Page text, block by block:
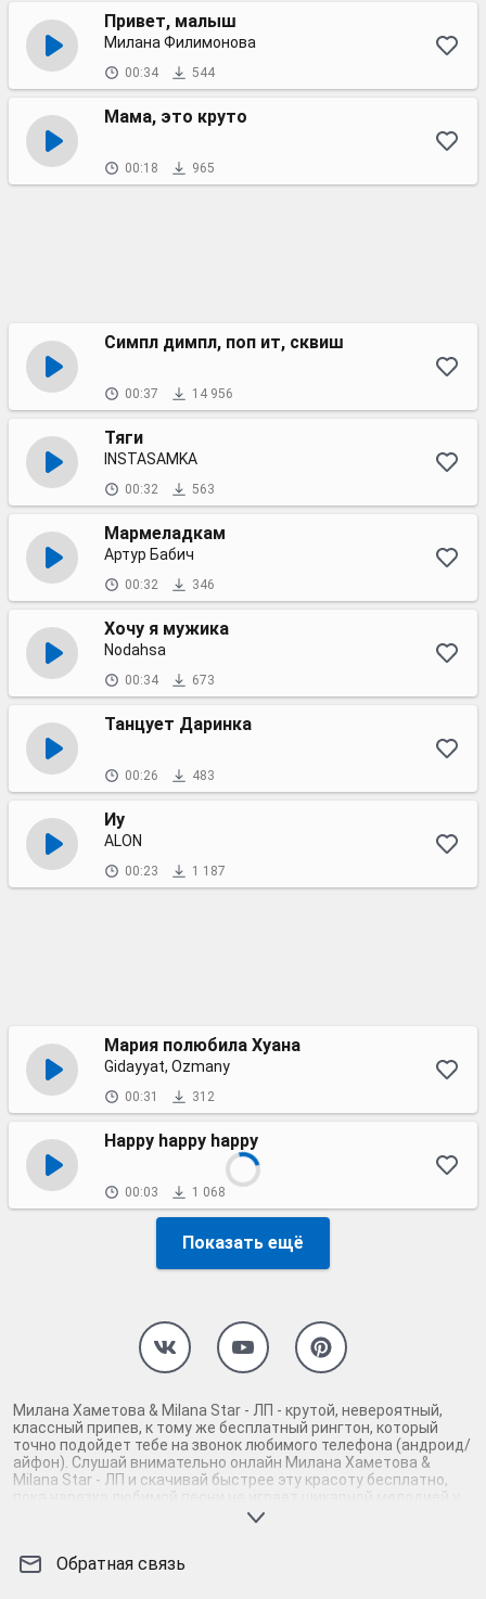
Привет, малыш
Милана Филимонова
00:34 544
Мама, это круто
00:18 965
Симпл димпл, поп ит, сквиш
00:37 14 956
Тяги
INSTASAMKA
00:32 563
Мармеладкам
Артур Бабич
00:32 346
Хочу я мужика
Nodahsa
00:34 673
Танцует Даринка
00:26 483
Иу
ALON
00:23 1 187
Мария полюбила Хуана
Gidayyat, Ozmany
00:31 312
Happy happy happy
00:03 1 068
Показать ещё
Милана Хаметова & Milana Star - ЛП - крутой, невероятный,
классный припев, к тому же бесплатный рингтон, который
точно подойдет тебе на звонок любимого телефона (андроид/
айфон). Слушай внимательно онлайн Милана Хаметова &
Milana Star - ЛП и скачивай быстрее эту красоту бесплатно,
пока нарезка любимой песни не играет шикарной мелодией у
каждого второго на звонке. Будь первым, кто скачает
Star - ЛП. Кроме того, ты можешь найти и скачать другую
Обратная связь